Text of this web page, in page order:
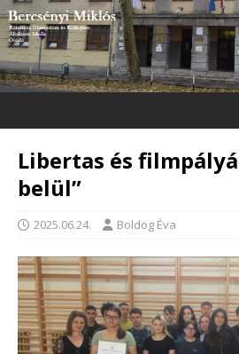
Libertas és
belül”
2025.06.24. Boldog Éva